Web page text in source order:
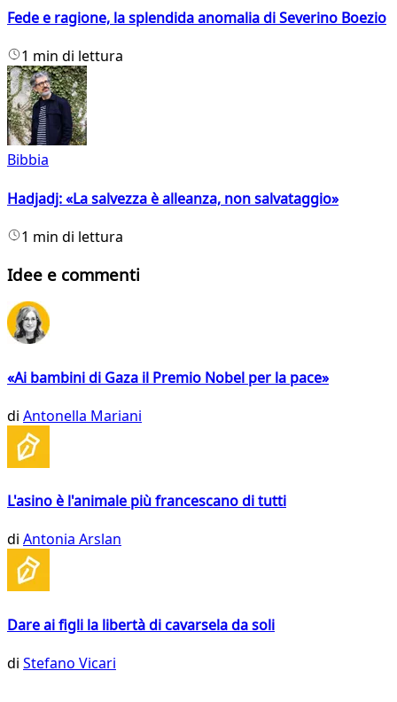
Fede e ragione, la splendida anomalia di Severino Boezio
1 min di lettura
Bibbia
Hadjadj: «La salvezza è alleanza, non salvataggio»
1 min di lettura
Idee e commenti
«Ai bambini di Gaza il Premio Nobel per la pace»
di Antonella Mariani
L'asino è l'animale più francescano di tutti
di Antonia Arslan
Dare ai figli la libertà di cavarsela da soli
di Stefano Vicari